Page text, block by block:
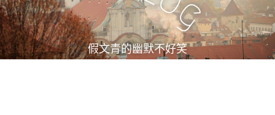
t
e
n
t
g
假文青的幽默不好笑